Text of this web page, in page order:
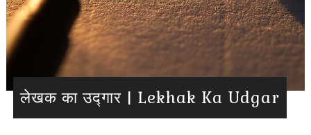
लेखक का उद्गार | Lekhak Ka Udgar